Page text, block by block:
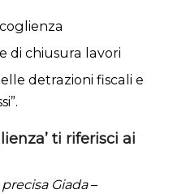
di chiusura lavori
detrazioni fiscali e
ti riferisci ai
precisa Giada–